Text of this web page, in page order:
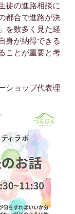
徒の進路相談に
都合で進路が決
を数多く見た経
身が納得できる
ことが重要と考
ショップ代表理